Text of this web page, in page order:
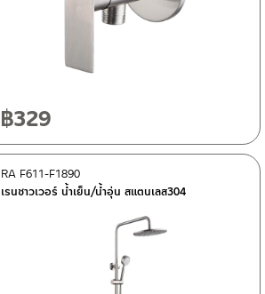
฿329
เรนชาวเวอร์ น้ำเย็น/น้ำอุ่น สแตนเลส304
RA F611-F1890